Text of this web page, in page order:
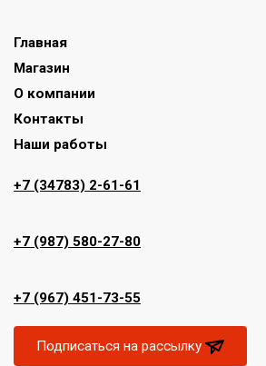
Главная
Магазин
О компании
Контакты
Наши работы
+7 (34783) 2-61-61
+7 (987) 580-27-80
+7 (967) 451-73-55
Подписаться на рассылку